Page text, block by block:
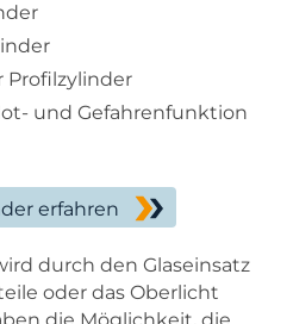
Profilzylinder
und Gefahrenfunktion
erfahren
durch den Glaseinsatz
oder das Oberlicht